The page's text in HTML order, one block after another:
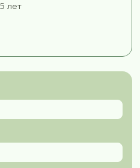
и ещё два на втором
в аэропорт и
Отдых.